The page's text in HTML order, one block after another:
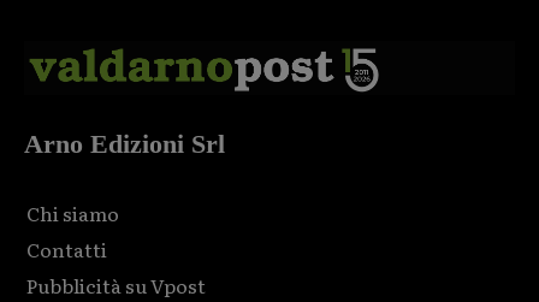
Arno Edizioni Srl
Chi siamo
Contatti
Pubblicità su Vpost